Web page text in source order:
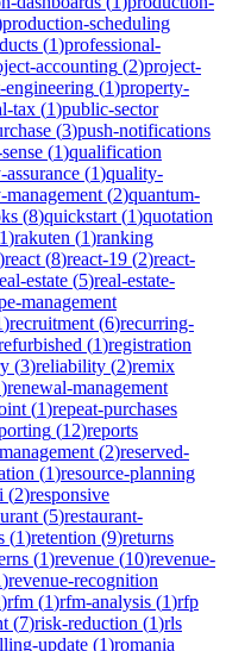
production-scheduling
(1)professional-
accounting (2)project-
engineering (1)property-
tax (1)public-sector
(3)push-notifications
(1)qualification
(1)quality-
management (2)quantum-
(8)quickstart (1)quotation
1)rakuten (1)ranking
)react (8)react-19 (2)react-
estate (5)real-estate-
management
)recruitment (6)recurring-
(1)registration
(3)reliability (2)remix
)renewal-management
(1)repeat-purchases
(12)reports
(2)reserved-
(1)resource-planning
(2)responsive
(5)restaurant-
(1)retention (9)returns
(1)revenue (10)revenue-
)revenue-recognition
)rfm (1)rfm-analysis (1)rfp
(7)risk-reduction (1)rls
update (1)romania